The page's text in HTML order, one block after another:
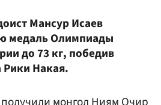
Мансур Исаев
медаль Олимпиады
до 73 кг, победив
Накая.